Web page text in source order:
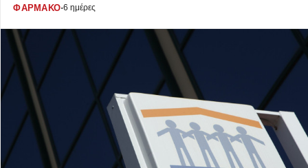
ΦΑΡΜΑΚΟ·6 ημέρες